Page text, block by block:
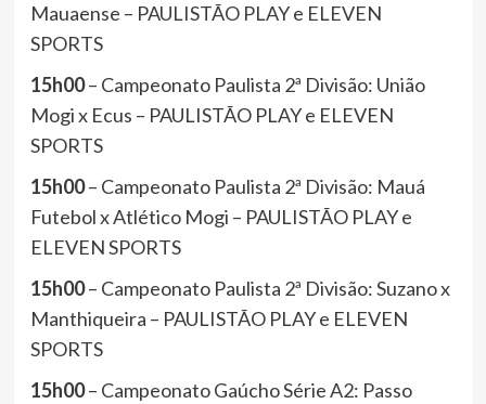
Mauaense – PAULISTÃO PLAY e ELEVEN
SPORTS
15h00– Campeonato Paulista 2ª Divisão: União
Mogi x Ecus – PAULISTÃO PLAY e ELEVEN
SPORTS
15h00– Campeonato Paulista 2ª Divisão: Mauá
Futebol x Atlético Mogi – PAULISTÃO PLAY e
ELEVEN SPORTS
15h00– Campeonato Paulista 2ª Divisão: Suzano x
Manthiqueira – PAULISTÃO PLAY e ELEVEN
SPORTS
15h00– Campeonato Gaúcho Série A2: Passo